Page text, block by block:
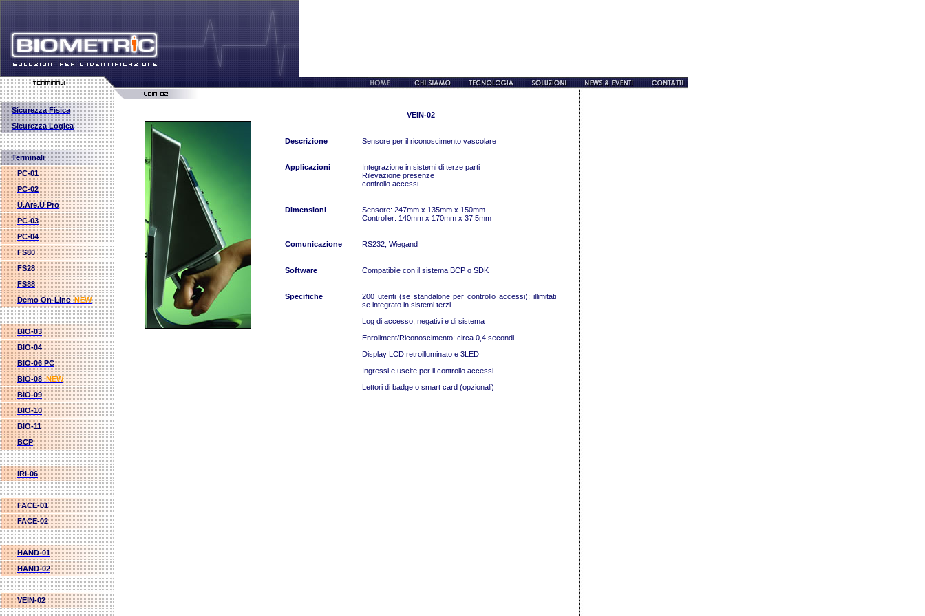
Sicurezza Fisica
Sicurezza Logica
Terminali
PC-01
PC-02
U.Are.U Pro
PC-03
PC-04
FS80
FS28
FS88
Demo On-LineNEW
BIO-03
BIO-04
BIO-06 PC
BIO-08NEW
BIO-09
BIO-10
BIO-11
BCP
IRI-06
FACE-01
FACE-02
HAND-01
HAND-02
VEIN-02
VEIN-02
Descrizione Sensore per il riconoscimento vascolare
Applicazioni
Integrazione in sistemi di terze parti
Rilevazione presenze
controllo accessi
Dimensioni
Sensore: 247mm x 135mm x 150mm
Controller: 140mm x 170mm x 37,5mm
Comunicazione RS232, Wiegand
Software Compatibile con il sistema BCP o SDK
Specifiche
200 utenti (se standalone per controllo accessi); illimitati
se integrato in sistemi terzi.
Log di accesso, negativi e di sistema
Enrollment/Riconoscimento: circa 0,4 secondi
Display LCD retroilluminato e 3LED
Ingressi e uscite per il controllo accessi
Lettori di badge o smart card (opzionali)